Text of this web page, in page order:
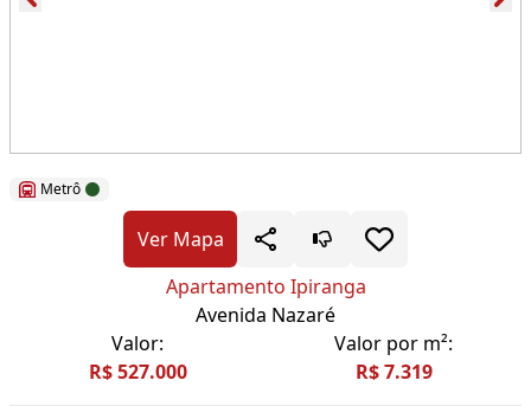
Metrô
Ver Mapa
Apartamento Ipiranga
Avenida Nazaré
Valor:
R$ 527.000
Valor por m²:
R$ 7.319